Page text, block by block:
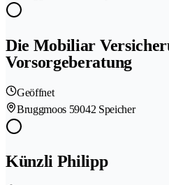
Die Mobiliar
Vorsorgeberatung
Geöffnet
Bruggmoos 59042 Speicher
Künzli Philipp